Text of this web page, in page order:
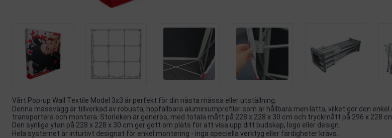
Vårt Pop-up Wall Textile Model 3x3 är perfekt för din nästa mässa eller utställning.
Denna mässvägg är tillverkad av robusta, hopfällbara aluminiumprofiler som är hållbara men lätta, vilket gör den enkel
transportera och montera. Storleken är generös, med totala mått på 228 x 228 x 30 cm och tryckmått på 296 x 228
Den synliga ytan på 228 x 228 x 30 cm ger gott om plats för att visa upp ditt budskap, logo eller design.
Hela systemet är intuitivt designat för enkel montering - inga speciella verktyg eller färdigheter krävs.